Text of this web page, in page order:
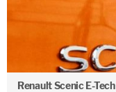
Renault Scenic E-